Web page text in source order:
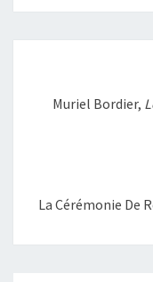
Muriel Bordier,
La Cérémonie De